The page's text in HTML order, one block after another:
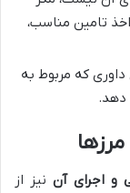
تامین مناسب،
که مربوط به
دهد.
و اجرای آن نیز از